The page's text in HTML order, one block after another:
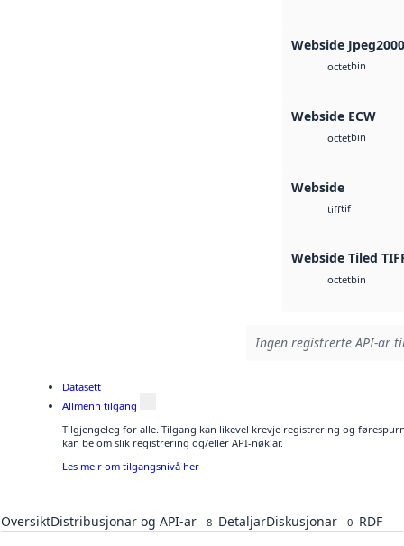
Webside Jpeg2000
octetbin
Webside ECW
octetbin
Webside
tifftif
Webside Tiled
octetbin
Ingen registrerte API-ar
Datasett
Allmenn tilgang
Tilgjengeleg for alle. Tilgang kan likevel krevje registrering og
kan be om slik registrering og/eller API-nøklar.
Les meir om tilgangsnivå her
OversiktDistribusjonar og API-ar 8 DetaljarDiskusjonar 0 RDF